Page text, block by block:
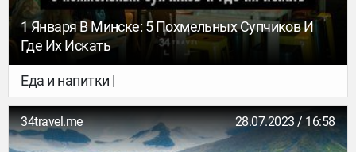
1 Января В Минске: 5 Похмельных Супчиков И
Где Их Искать
Еда и напитки |
34travel.me 28.07.2023 / 16:58